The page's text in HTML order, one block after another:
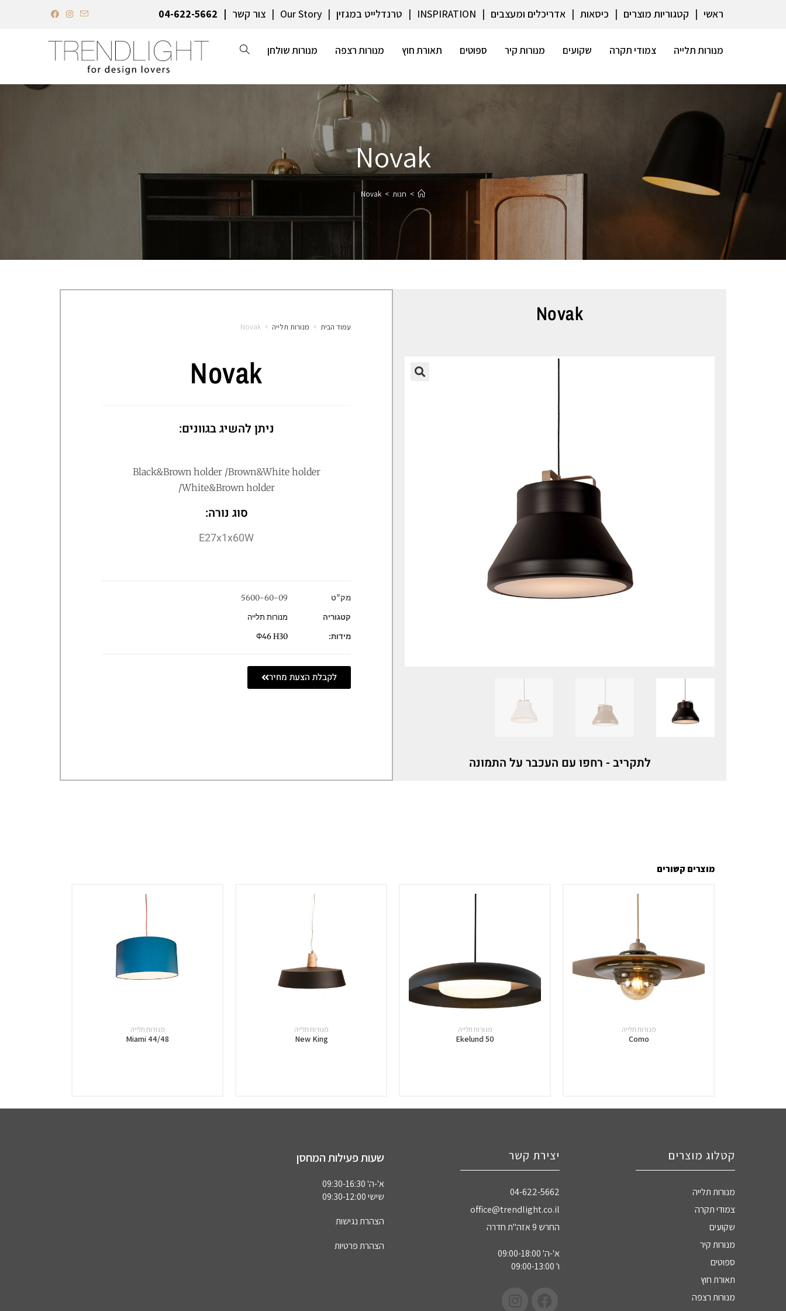
ראשי קטגוריות מוצרים כיסאות אדריכלים ומעצבים INSPIRATION טרנדלייט במגזין Our Story צור קשר 04-622-5662‏
מנורות תלייה צמודי תקרה שקועים מנורות קיר ספוטים תאורת חוץ מנורות רצפה מנורות שולחן
Novak
> חנות >
Novak
Novak
לתקריב - רחפו עם העכבר על התמונה
עמוד הבית > מנורות תלייה >
Novak
Novak
ניתן להשיג בגוונים:
Black&Brown holder /Brown&White holder
/White&Brown holder
סוג נורה:
E27x1x60W
מק"ט
5600-60-09
קטגוריה
מנורות תלייה
מידות:
Φ46 H30
לקבלת הצעת מחיר
מוצרים קשורים
מנורות תלייה
Como
מנורות תלייה
Ekelund 50
מנורות תלייה
New King
מנורות תלייה
Miami 44/48
קטלוג מוצרים
מנורות תלייה
צמודי תקרה
שקועים
מנורות קיר
ספוטים
תאורת חוץ
מנורות רצפה
יצירת קשר
04-622-5662‏
office@trendlight.co.il
החרש 9 אזה"ת חדרה
א'-ה' 09:00-18:00
ו' 09:00-13:00
שעות פעילות המחסן
א'-ה' 09:30-16:30
שישי 09:30-12:00
הצהרת נגישות
הצהרת פרטיות